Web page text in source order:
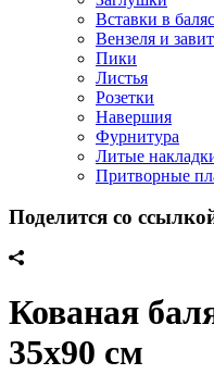
Вставки в
Вензеля и
Пики
Листья
Розетки
Навершия
Фурнитура
Литые
Притворные
Поделится со
Кованая
35х90 см